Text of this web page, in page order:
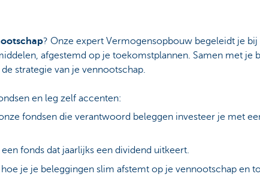
? Onze expert Vermogensopbouw begeleidt je
afgestemd op je toekomstplannen. Samen met je
strategie van je vennootschap.
en leg zelf accenten:
fondsen die verantwoord beleggen investeer je met
een fonds dat jaarlijks een dividend uitkeert.
je je beleggingen slim afstemt op je vennootschap en